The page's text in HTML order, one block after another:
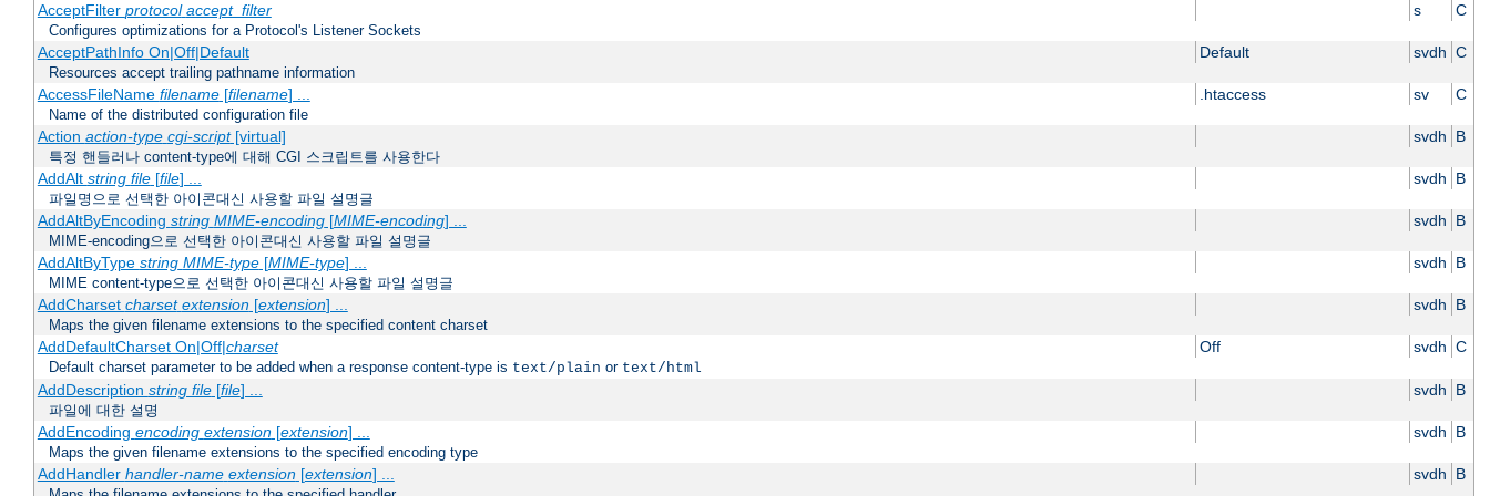
AcceptFilter protocol accept_filter s C
Configures optimizations for a Protocol's Listener Sockets
AcceptPathInfo On|Off|Default Default svdh C
Resources accept trailing pathname information
AccessFileName filename[filename] ... .htaccess sv C
Name of the distributed configuration file
Action action-type cgi-script[virtual] svdh B
특정 핸들러나 content-type에 대해 CGI 스크립트를 사용한다
AddAlt string file[file] ... svdh B
파일명으로 선택한 아이콘대신 사용할 파일 설명글
AddAltByEncoding string MIME-encoding[MIME-encoding] ... svdh B
MIME-encoding으로 선택한 아이콘대신 사용할 파일 설명글
AddAltByType string MIME-type[MIME-type] ... svdh B
MIME content-type으로 선택한 아이콘대신 사용할 파일 설명글
AddCharset charset extension[extension] ... svdh B
Maps the given filename extensions to the specified content charset
AddDefaultCharset On|Off|charset Off svdh C
Default charset parameter to be added when a response content-type is text/plain or text/html
AddDescription string file[file] ... svdh B
파일에 대한 설명
AddEncoding encoding extension[extension] ... svdh B
Maps the given filename extensions to the specified encoding type
AddHandler handler-name extension[extension] ... svdh B